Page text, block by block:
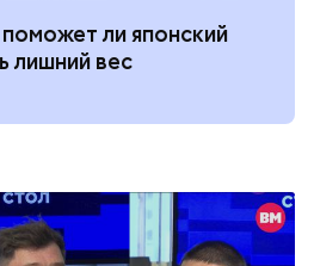
ли японский
лишний вес